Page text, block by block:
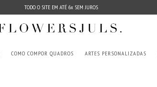
TODO O SITE EM ATÉ 6x SEM JUROS
COMO COMPOR QUADROS ARTES PERSONALIZADAS